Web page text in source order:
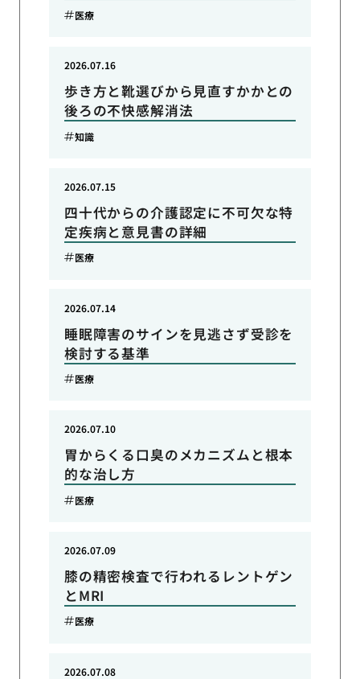
医療
歩き方と靴選びから見直すかかとの
後ろの不快感解消法
2026.07.16
知識
四十代からの介護認定に不可欠な特
定疾病と意見書の詳細
2026.07.15
医療
睡眠障害のサインを見逃さず受診を
検討する基準
2026.07.14
医療
胃からくる口臭のメカニズムと根本
的な治し方
2026.07.10
医療
膝の精密検査で行われるレントゲン
とMRI
2026.07.09
医療
2026.07.08